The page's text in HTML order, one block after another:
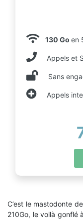
130 Go en
Appels et
Sans
Appels
C’est le mastodonte
210Go, le voilà gonflé